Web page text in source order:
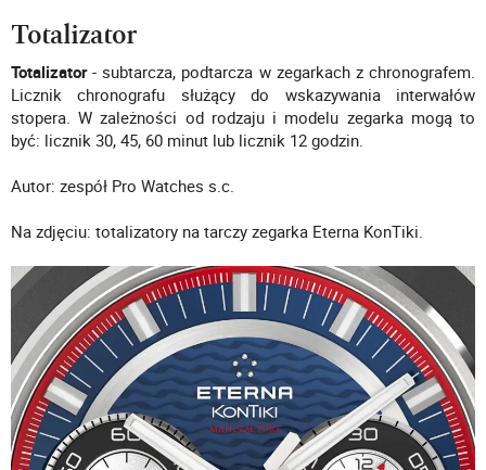
Totalizator
Totalizator- subtarcza, podtarcza w zegarkach z chronografem.
Licznik chronografu służący do wskazywania interwałów
stopera. W zależności od rodzaju i modelu zegarka mogą to
być: licznik 30, 45, 60 minut lub licznik 12 godzin.
Autor: zespół Pro Watches s.c.
Na zdjęciu: totalizatory na tarczy zegarka Eterna KonTiki.